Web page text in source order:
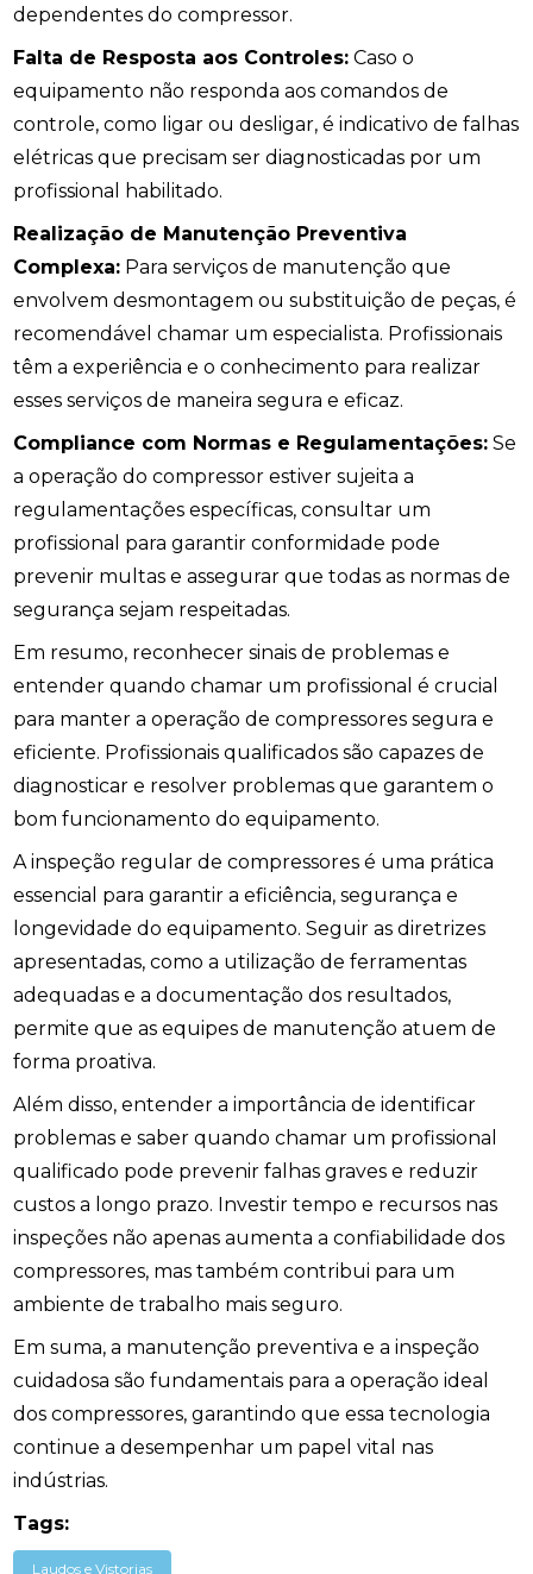
dependentes do compressor.
Falta de Resposta aos Controles: Caso o
equipamento não responda aos comandos de
controle, como ligar ou desligar, é indicativo de falhas
elétricas que precisam ser diagnosticadas por um
profissional habilitado.
Realização de Manutenção Preventiva
Complexa: Para serviços de manutenção que
envolvem desmontagem ou substituição de peças, é
recomendável chamar um especialista. Profissionais
têm a experiência e o conhecimento para realizar
esses serviços de maneira segura e eficaz.
Compliance com Normas e Regulamentações: Se
a operação do compressor estiver sujeita a
regulamentações específicas, consultar um
profissional para garantir conformidade pode
prevenir multas e assegurar que todas as normas de
segurança sejam respeitadas.
Em resumo, reconhecer sinais de problemas e
entender quando chamar um profissional é crucial
para manter a operação de compressores segura e
eficiente. Profissionais qualificados são capazes de
diagnosticar e resolver problemas que garantem o
bom funcionamento do equipamento.
A inspeção regular de compressores é uma prática
essencial para garantir a eficiência, segurança e
longevidade do equipamento. Seguir as diretrizes
apresentadas, como a utilização de ferramentas
adequadas e a documentação dos resultados,
permite que as equipes de manutenção atuem de
forma proativa.
Além disso, entender a importância de identificar
problemas e saber quando chamar um profissional
qualificado pode prevenir falhas graves e reduzir
custos a longo prazo. Investir tempo e recursos nas
inspeções não apenas aumenta a confiabilidade dos
compressores, mas também contribui para um
ambiente de trabalho mais seguro.
Em suma, a manutenção preventiva e a inspeção
cuidadosa são fundamentais para a operação ideal
dos compressores, garantindo que essa tecnologia
continue a desempenhar um papel vital nas
indústrias.
Tags:
Laudos e Vistorias